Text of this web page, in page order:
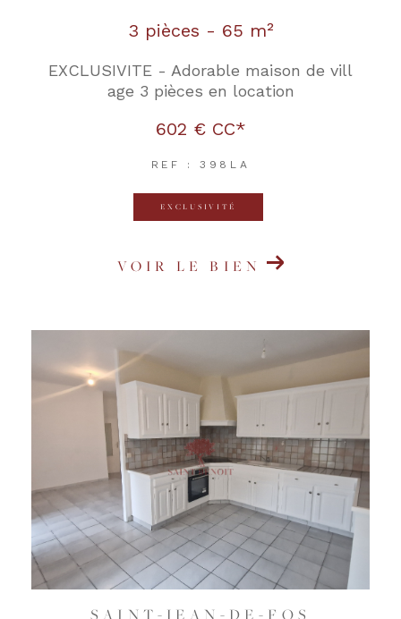
3 pièces - 65 m²
EXCLUSIVITE - Adorable maison de vill
age 3 pièces en location
602 € CC*
REF : 398LA
EXCLUSIVITÉ
VOIR LE BIEN
SAINT-JEAN-DE-FOS